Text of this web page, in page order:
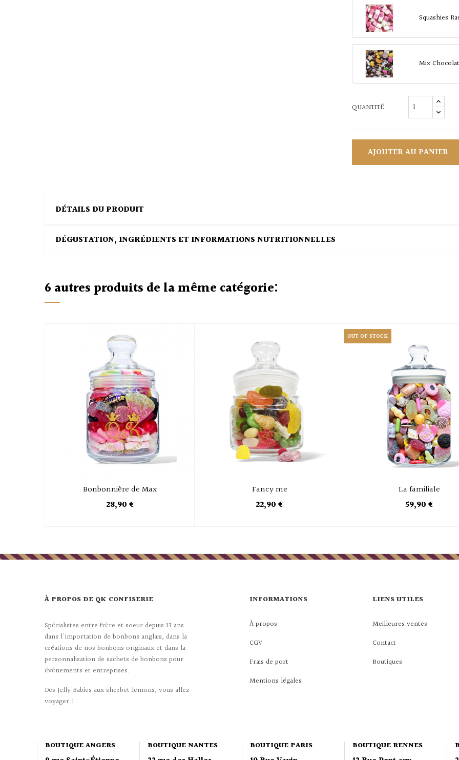
Squashies
Mix
QUANTITÉ
AJOUTER AU PANIER
DÉTAILS DU PRODUIT
DÉGUSTATION, INGRÉDIENTS ET INFORMATIONS NUTRITIONNELLES
6 autres produits de la même catégorie:
Bonbonnière de Max
28,90 €
Fancy me
22,90 €
OUT OF STOCK
La familiale
59,90 €
À PROPOS DE QK CONFISERIE
Spécialistes entre frère et soeur depuis 13 ans
dans l'importation de bonbons anglais, dans la
créations de nos bonbons originaux et dans la
personnalisation de sachets de bonbons pour
évènements et entreprises.
Des Jelly Babies aux sherbet lemons, vous allez
voyager !
INFORMATIONS
À propos
CGV
Frais de port
Mentions légales
LIENS UTILES
Meilleures ventes
Contact
Boutiques
BOUTIQUE ANGERS BOUTIQUE NANTES BOUTIQUE PARIS BOUTIQUE RENNES